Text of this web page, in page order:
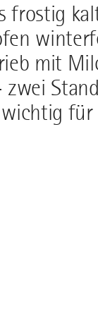
frostig
mit